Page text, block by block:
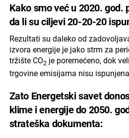
Kako smo već u 2020. god.
da li su ciljevi 20-20-20
Rezultati su daleko od
izvora energije je jako strm za
tržište CO2je poremećeno, dok
trgovine emisijama nisu
Zato Energetski savet
klime i energije do 2050.
strateška dokumenta: